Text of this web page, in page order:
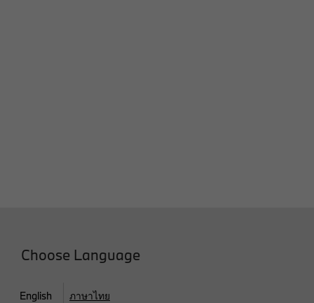
Choose Language
English ภาษาไทย